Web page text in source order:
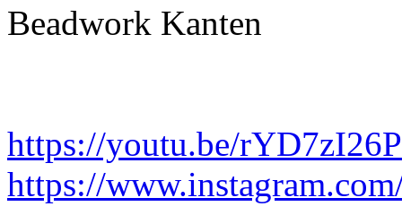
Beadwork Kanten
https://youtu.be/
https://